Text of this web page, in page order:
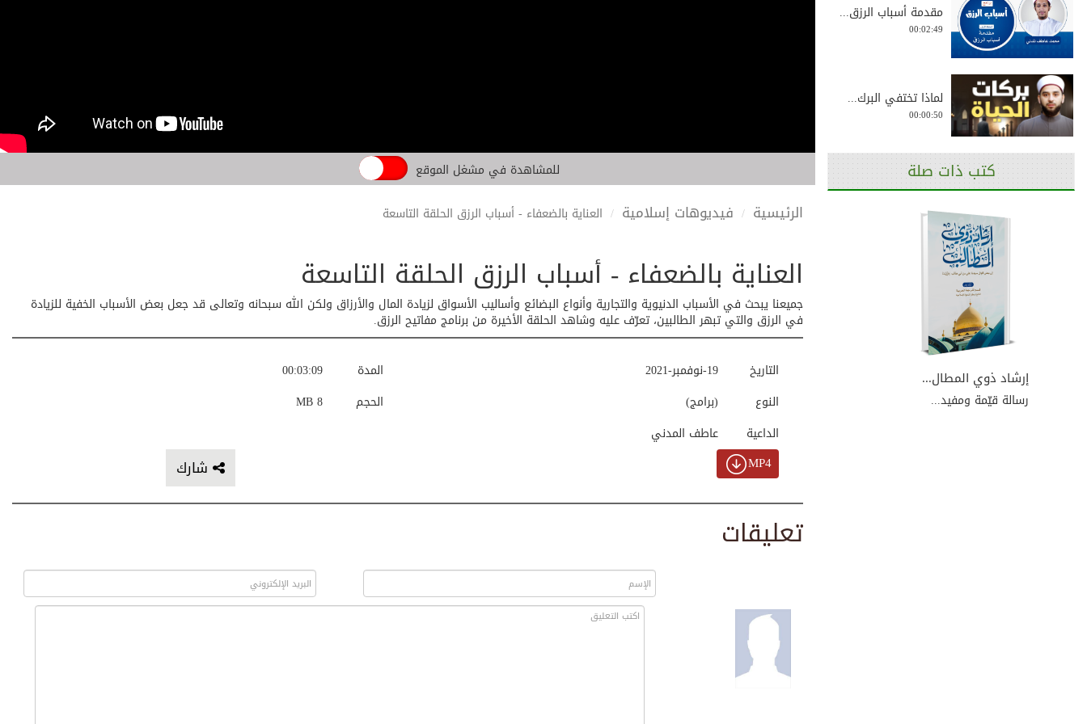
للمشاهدة في مشغل الموقع
الرئيسية فيديوهات إسلامية العناية بالضعفاء - أسباب الرزق الحلقة التاسعة
العناية بالضعفاء - أسباب الرزق الحلقة التاسعة
جميعنا يبحث في الأسباب الدنيوية والتجارية وأنواع البضائع وأساليب الأسواق لزيادة المال والأرزاق ولكن الله سبحانه وتعالى قد جعل بعض الأسباب الخفية للزيادة
في الرزق والتي تبهر الطالبين، تعرّف عليه وشاهد الحلقة الأخيرة من برنامج مفاتيح الرزق.
00:03:09
المدة
8 MB
الحجم
19-نوفمبر-2021
التاريخ
(برامج)
النوع
عاطف المدني
الداعية
شارك MP4
تعليقات
مقدمة أسباب الرزق...
00:02:49
لماذا تختفي البرك...
00:00:50
الاستغفار - أسباب...
الصدقة - أسباب ال...
التفرغ للعبادة ال...
00:03:48
كتب ذات صلة
إرشاد ذوي المطال...
رسالة قيّمة ومفيد...